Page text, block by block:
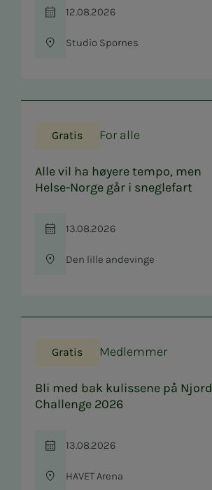
Tid
12.08.2026
Sted
Studio Spornes
Gratis For alle
Alle vil ha høyere tempo, men
Helse-Norge går i sneglefart
Tid
13.08.2026
Sted
Den lille andevinge
Gratis Medlemmer
Bli med bak kulissene på Njord
Challenge 2026
Tid
13.08.2026
Sted
HAVET Arena